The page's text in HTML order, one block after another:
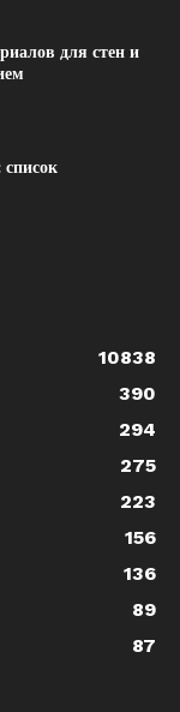
для стен и
10838
390
294
275
223
156
136
89
87